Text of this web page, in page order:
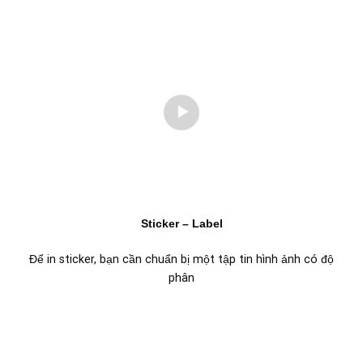
Sticker – Label
Để in sticker, bạn cần chuẩn bị một tập tin hình ảnh có độ
phân